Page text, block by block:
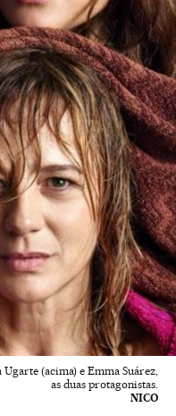
(acima) e Emma Suárez,
as duas protagonistas.
NICO